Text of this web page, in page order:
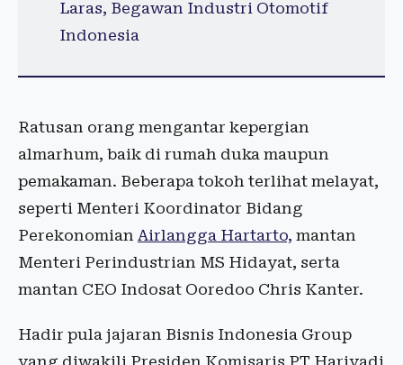
Laras, Begawan Industri Otomotif
Indonesia
Ratusan orang mengantar kepergian
almarhum, baik di rumah duka maupun
pemakaman. Beberapa tokoh terlihat melayat,
seperti Menteri Koordinator Bidang
Perekonomian Airlangga Hartarto, mantan
Menteri Perindustrian MS Hidayat, serta
mantan CEO Indosat Ooredoo Chris Kanter.
Hadir pula jajaran Bisnis Indonesia Group
yang diwakili Presiden Komisaris PT Hariyadi